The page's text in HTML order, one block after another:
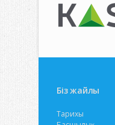
Біз жайлы
Тарихы